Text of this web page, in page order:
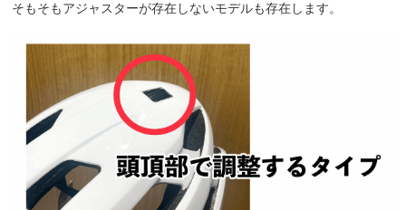
そもそもアジャスターが存在しないモデルも存在します。